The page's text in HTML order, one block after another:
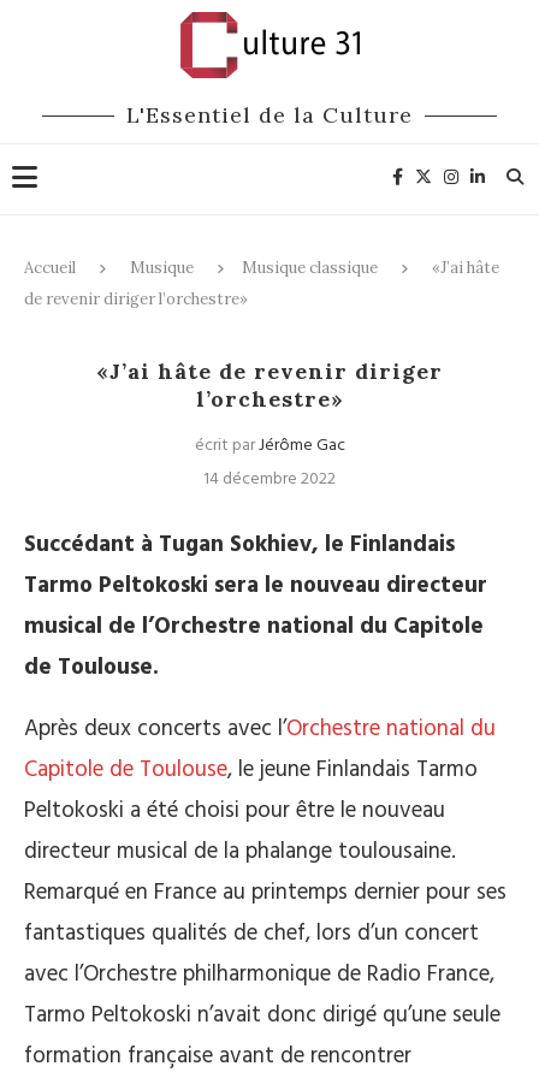
L'Essentiel de la Culture
Accueil Musique Musique classique
«J’ai hâte
de revenir diriger l’orchestre»
«J’ai hâte de revenir diriger
l’orchestre»
écrit parJérôme Gac
14 décembre 2022
Succédant à Tugan Sokhiev, le Finlandais
Tarmo Peltokoski sera le nouveau directeur
musical de l’Orchestre national du Capitole
de Toulouse.
Après deux concerts avec l’Orchestre national du
Capitole de Toulouse, le jeune Finlandais Tarmo
Peltokoski a été choisi pour être le nouveau
directeur musical de la phalange toulousaine.
Remarqué en France au printemps dernier pour ses
fantastiques qualités de chef, lors d’un concert
avec l’Orchestre philharmonique de Radio France,
Tarmo Peltokoski n’avait donc dirigé qu’une seule
formation française avant de rencontrer